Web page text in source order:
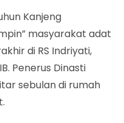
Kanjeng
masyarakat adat
di RS Indriyati,
Penerus Dinasti
sebulan di rumah